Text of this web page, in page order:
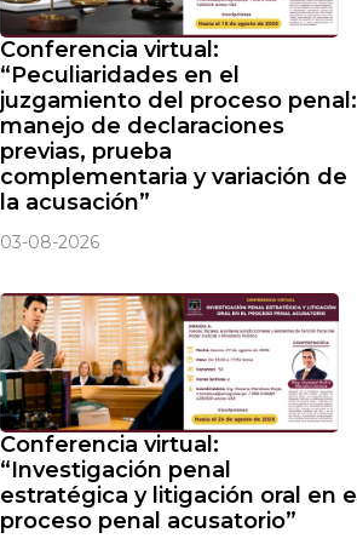
Conferencia virtual:
“Peculiaridades en el
juzgamiento del proceso penal:
manejo de declaraciones
previas, prueba
complementaria y variación de
la acusación”
03-08-2026
Conferencia virtual:
“Investigación penal
estratégica y litigación oral en el
proceso penal acusatorio”